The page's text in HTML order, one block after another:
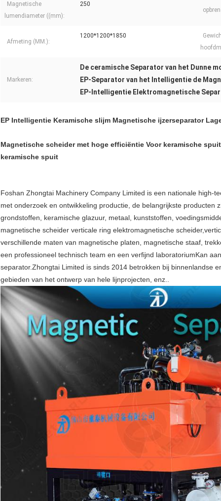
Magnetische
lumendiameter ((mm):
250
Afmeting (MM.):
1200*1200*1850
Markeren:
De ceramische Separator van het Dunne
EP-Separator van het Intelligentie de
EP-Intelligentie Elektromagnetische
EP Intelligentie Keramische slijm Magnetische ijzerseparator
Magnetische scheider met hoge efficiëntie Voor keramische
keramische spuit
Foshan Zhongtai Machinery Company Limited is een nationale high-
met onderzoek en ontwikkeling productie, de belangrijkste producten
grondstoffen, keramische glazuur, metaal, kunststoffen,
magnetische scheider verticale ring elektromagnetische
verschillende maten van magnetische platen, magnetische staaf,
een professioneel technisch team en een verfijnd laboratoriumKan
separator.Zhongtai Limited is sinds 2014 betrokken bij binnenlandse
gebieden van het ontwerp van hele lijnprojecten, enz..